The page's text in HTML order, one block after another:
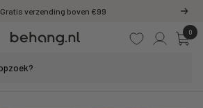
Gratis verzending boven €99
0
Behang.nl